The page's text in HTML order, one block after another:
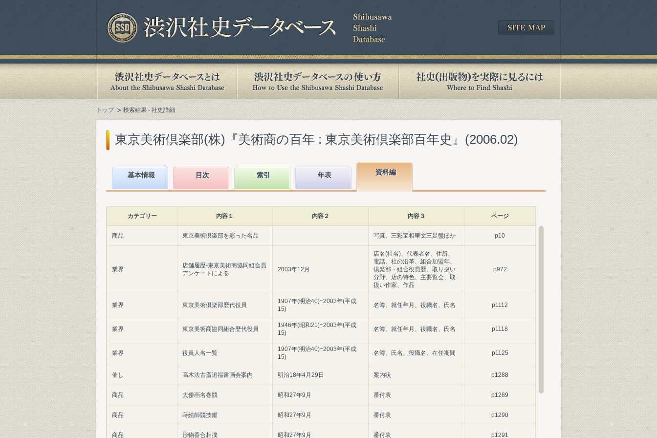
トップ 検索結果 - 社史詳細
東京美術倶楽部(株)『美術商の百年 : 東京美術倶楽部百年史』(2006.02)
基本情報 目次 索引 年表 資料編
カテゴリー 内容１ 内容２ 内容３ ページ
商品 東京美術倶楽部を彩った名品 写真、三彩宝相華文三足盤ほか p10
業界
店舗履歴-東京美術商協同組合員
アンケートによる
2003年12月
店名(社名)、代表者名、住所、
電話、社の沿革、組合加盟年、
倶楽部・組合役員歴、取り扱い
分野、店の特色、主要覧会、取
扱い作家、作品
p972
業界 東京美術倶楽部歴代役員
1907年(明治40)~2003年(平成
15)
名簿、就任年月、役職名、氏名 p1112
業界 東京美術商協同組合歴代役員
1946年(昭和21)~2003年(平成
15)
名簿、就任年月、役職名、氏名 p1118
業界 役員人名一覧
1907年(明治40)~2003年(平成
15)
名簿、氏名、役職名、在任期間 p1125
催し 高木法古斎追福書画会案内 明治18年4月29日 案内状 p1288
商品 大倭画名巻競 昭和27年9月 番付表 p1289
商品 蒔絵師競技鑑 昭和27年9月 番付表 p1290
商品 形物香合相撲 昭和27年9月 番付表 p1291